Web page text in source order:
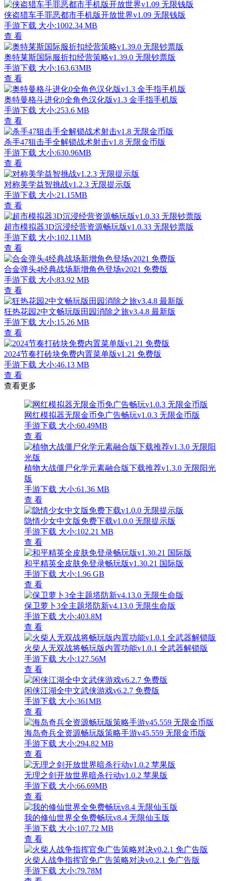
侠盗猎车手罪恶都市手机版开放世界v1.09 无限钱版
手游下载 大小:1002.34 MB
查 看
奥特莱斯国际服折扣经营策略v1.39.0 无限钞票版
手游下载 大小:163.63MB
查 看
奥特曼格斗进化0全角色汉化版v1.3 金手指手机版
手游下载 大小:253.6 MB
查 看
杀手47狙击手全解锁战术射击v1.8 无限金币版
手游下载 大小:630.96MB
查 看
对称美学益智挑战v1.2.3 无限提示版
手游下载 大小:21.15MB
查 看
超市模拟器3D沉浸经营资源畅玩版v1.0.33 无限钞票版
手游下载 大小:102.11MB
查 看
合金弹头4经典战场新增角色登场v2021 免费版
手游下载 大小:83.92 MB
查 看
狂热花园2中文畅玩版田园消除之旅v3.4.8 最新版
手游下载 大小:15.26 MB
查 看
2024节奏打砖块免费内置菜单版v1.21 免费版
手游下载 大小:46.13 MB
查 看
查看更多
网红模拟器无限金币免广告畅玩v1.0.3 无限金币版
手游下载 大小:60.49MB
查 看
植物大战僵尸化学元素融合版下载推荐v1.3.0 无限阳光
版
手游下载 大小:61.36 MB
查 看
隐情少女中文版免费下载v1.0.0 无限提示版
手游下载 大小:102.21 MB
查 看
和平精英全皮肤免登录畅玩版v1.30.21 国际版
手游下载 大小:1.96 GB
查 看
保卫萝卜3全主题塔防新v4.13.0 无限生命版
手游下载 大小:403.8M
查 看
火柴人无双战将畅玩版内置功能v1.0.1 全武器解锁版
手游下载 大小:127.56M
查 看
闲侠江湖全中文武侠游戏v6.2.7 免费版
手游下载 大小:361MB
查 看
海岛奇兵全资源畅玩版策略手游v45.559 无限金币版
手游下载 大小:294.82 MB
查 看
无理之剑开放世界暗杀行动v1.0.2 苹果版
手游下载 大小:66.69MB
查 看
我的修仙世界全免费畅玩v8.4 无限仙玉版
手游下载 大小:107.72 MB
查 看
火柴人战争指挥官免广告策略对决v0.2.1 免广告版
手游下载 大小:79.78M